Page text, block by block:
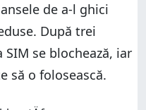
de a-l ghici
După trei
se blochează, iar
să o folosească.